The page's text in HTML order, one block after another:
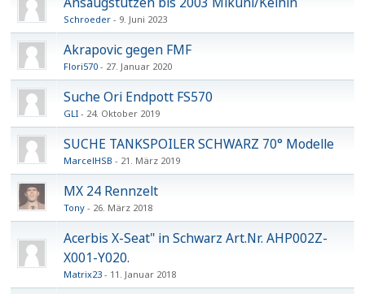
Schroeder 9. Juni 2023
Akrapovic gegen FMF
Flori570 27. Januar 2020
Suche Ori Endpott FS570
GLI 24. Oktober 2019
SUCHE TANKSPOILER SCHWARZ 70° Modelle
MarcelHSB 21. März 2019
MX 24 Rennzelt
Tony 26. März 2018
Acerbis X-Seat" in Schwarz Art.Nr. AHP002Z-
X001-Y020.
Matrix23 11. Januar 2018